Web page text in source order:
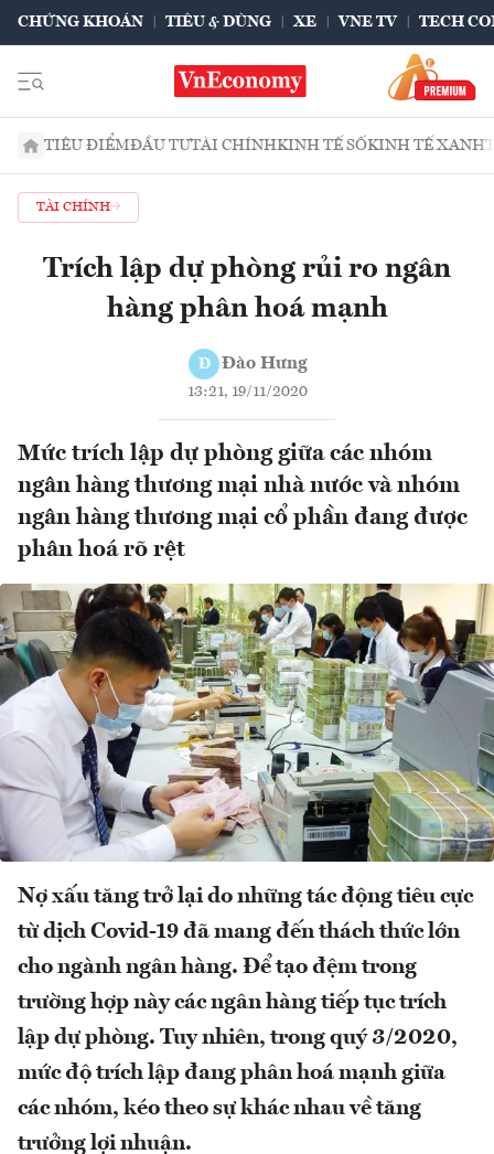
CHỨNG KHOÁN TIÊU & DÙNG XE VNE TV TECH
TIÊU ĐIỂMĐẦU TƯTÀI CHÍNHKINH TẾ SỐKINH TẾ XANH
TÀI CHÍNH
Trích lập dự phòng rủi ro ngân
hàng phân hoá mạnh
Đ Đào Hưng
13:21, 19/11/2020
Mức trích lập dự phòng giữa các nhóm
ngân hàng thương mại nhà nước và nhóm
ngân hàng thương mại cổ phần đang được
phân hoá rõ rệt
Nợ xấu tăng trở lại do những tác động tiêu cực
từ dịch Covid-19 đã mang đến thách thức lớn
cho ngành ngân hàng. Để tạo đệm trong
trường hợp này các ngân hàng tiếp tục trích
lập dự phòng. Tuy nhiên, trong quý 3/2020,
mức độ trích lập đang phân hoá mạnh giữa
các nhóm, kéo theo sự khác nhau về tăng
trưởng lợi nhuận.